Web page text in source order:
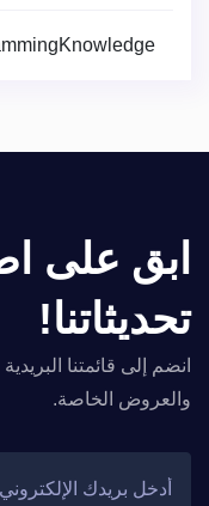
ابق على
تحديثاتنا!
انضم إلى قائمتنا
والعروض الخاصة.